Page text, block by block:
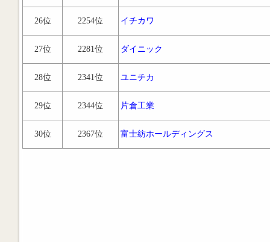
26位 2254位 イチカワ
27位 2281位 ダイニック
28位 2341位 ユニチカ
29位 2344位 片倉工業
30位 2367位 富士紡ホールディングス